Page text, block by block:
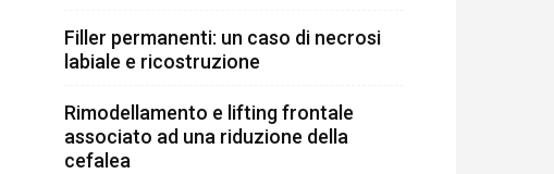
Filler permanenti: un caso di necrosi
labiale e ricostruzione
Rimodellamento e lifting frontale
associato ad una riduzione della
cefalea